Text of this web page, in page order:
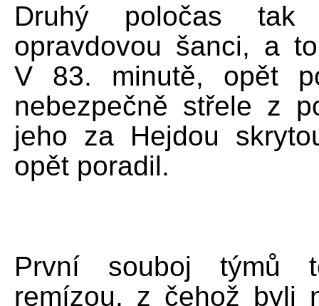
Druhý poločas tak
opravdovou šanci, a
V 83. minutě, opět
nebezpečně střele z
jeho za Hejdou
opět poradil.
První souboj týmů
remízou, z čehož byli